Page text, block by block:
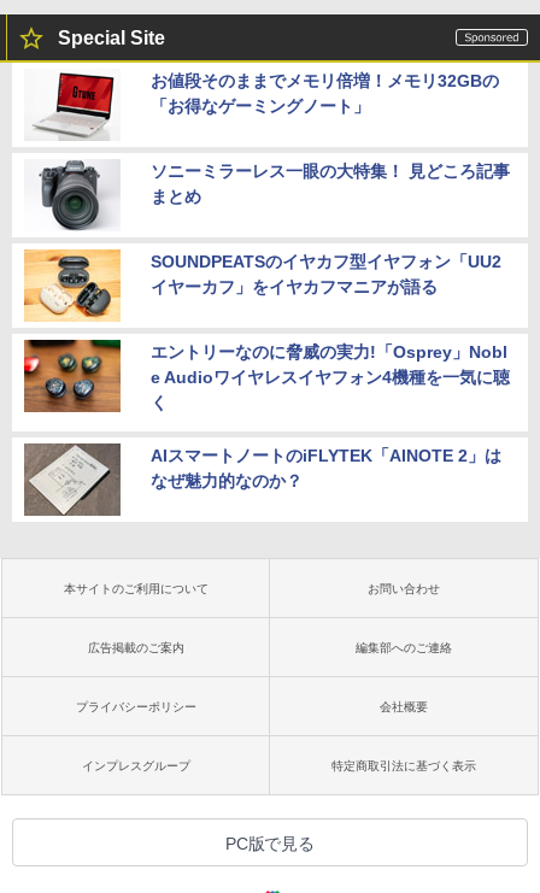
Special Site
お値段そのままでメモリ倍増！メモリ32GBの
「お得なゲーミングノート」
ソニーミラーレス一眼の大特集！ 見どころ記事
まとめ
SOUNDPEATSのイヤカフ型イヤフォン「UU2
イヤーカフ」をイヤカフマニアが語る
エントリーなのに脅威の実力!「Osprey」Nobl
e Audioワイヤレスイヤフォン4機種を一気に聴
く
AIスマートノートのiFLYTEK「AINOTE 2」は
なぜ魅力的なのか？
本サイトのご利用について お問い合わせ
広告掲載のご案内 編集部へのご連絡
プライバシーポリシー 会社概要
インプレスグループ 特定商取引法に基づく表示
PC版で見る